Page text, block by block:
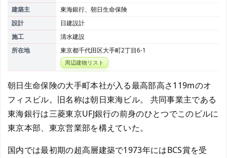
建築主
東海銀行、朝日生命保険
設計
日建設計
施工
清水建設
所在地
東京都千代田区大手町2丁目6-1
周辺建物リスト
朝日生命保険の大手町本社が入る最高部高さ119mのオ
フィスビル。旧名称は朝日東海ビル。 共同事業主である
東海銀行は三菱東京UFJ銀行の前身のひとつでこのビルに
東京本部、東京営業部を構えていた。
国内では最初期の超高層建築で1973年にはBCS賞を受